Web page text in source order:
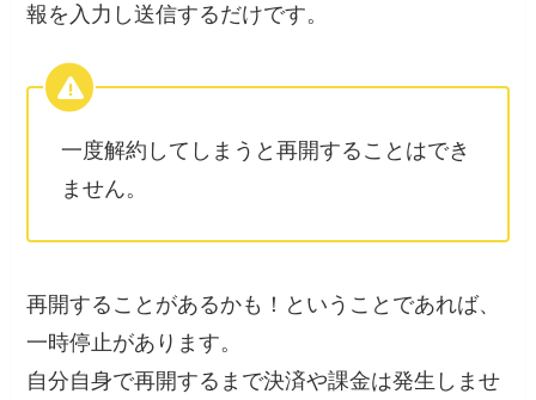
報を入力し送信するだけです。
一度解約してしまうと再開することはでき
ません。
再開することがあるかも！ということであれば、
一時停止があります。
自分自身で再開するまで決済や課金は発生しませ